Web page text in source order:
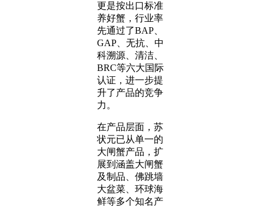
更是按出口标准
养好蟹，行业率
先通过了BAP、
GAP、无抗、中
科溯源、清洁、
BRC等六大国际
认证，进一步提
升了产品的竞争
力。
在产品层面，苏
状元已从单一的
大闸蟹产品，扩
展到涵盖大闸蟹
及制品、佛跳墙
大盆菜、环球海
鲜等多个知名产